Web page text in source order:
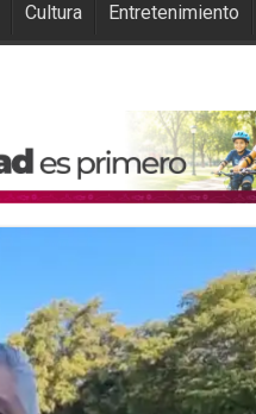
Cultura Entretenimiento